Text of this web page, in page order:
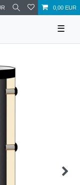
0,00 EUR
☰